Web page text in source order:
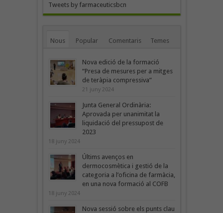
Tweets by farmaceuticsbcn
Nous Popular Comentaris Temes
Nova edició de la formació
“Presa de mesures per a mitges
de teràpia compressiva”
21 juny 2024
Junta General Ordinària:
Aprovada per unanimitat la
liquidació del pressupost de
2023
18 juny 2024
Últims avenços en
dermocosmètica i gestió de la
categoria a l’oficina de farmàcia,
en una nova formació al COFB
18 juny 2024
Nova sessió sobre els punts clau